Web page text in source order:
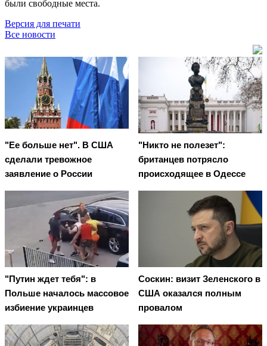
были свободные места.
Версия для печати
Все новости
"Ее больше нет". В США
сделали тревожное
заявление о России
"Никто не полезет":
британцев потрясло
происходящее в Одессе
"Путин ждет тебя": в
Польше началось массовое
избиение украинцев
Соскин: визит Зеленского в
США оказался полным
провалом